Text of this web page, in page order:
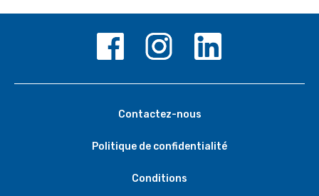
Contactez-nous
Politique de confidentialité
Conditions